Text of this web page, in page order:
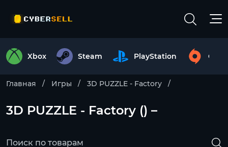
Xbox Steam PlayStation
Главная Игры 3D PUZZLE - Factory
3D PUZZLE - Factory () –